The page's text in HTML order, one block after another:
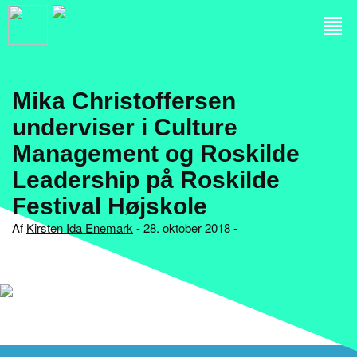
Mika Christoffersen
underviser i Culture
Management og Roskilde
Leadership på Roskilde
Festival Højskole
Af Kirsten Ida Enemark - 28. oktober 2018 -